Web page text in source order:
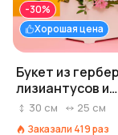
Хорошая цена
-30%
Букет из
лизиантусов и
хризантем
30 см 25 см
Заказали 419раз